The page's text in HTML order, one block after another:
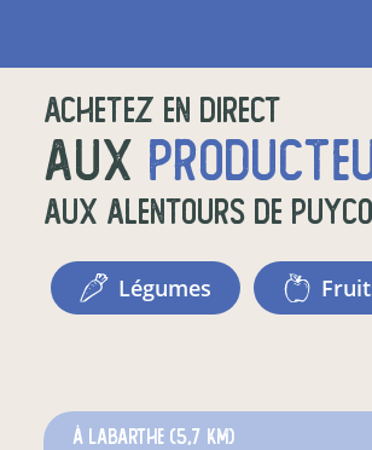
Achetez en direct
aux
aux alentours de
légumes
à Labarthe (5,7 km)